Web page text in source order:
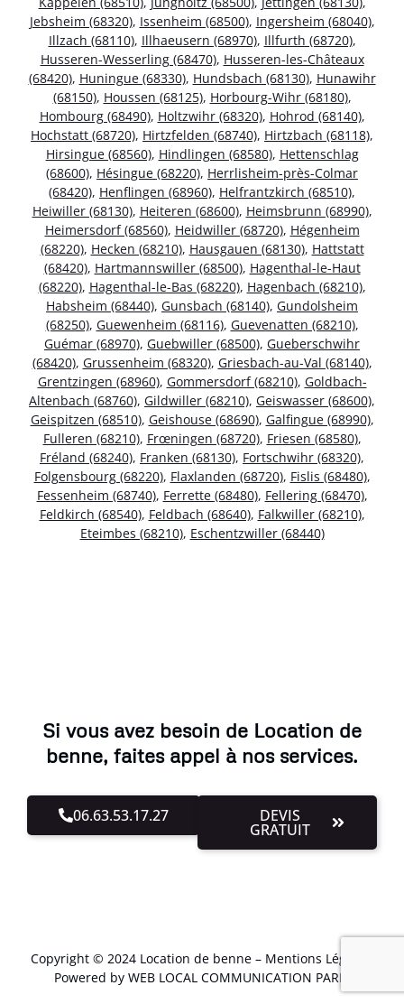
Jebsheim (68320), Issenheim (68500), Ingersheim (68040),
Illzach (68110), Illhaeusern (68970), Illfurth (68720),
Husseren-Wesserling (68470), Husseren-les-Châteaux
(68420), Huningue (68330), Hundsbach (68130), Hunawihr
(68150), Houssen (68125), Horbourg-Wihr (68180),
Hombourg (68490), Holtzwihr (68320), Hohrod (68140),
Hochstatt (68720), Hirtzfelden (68740), Hirtzbach (68118),
Hirsingue (68560), Hindlingen (68580), Hettenschlag
(68600), Hésingue (68220), Herrlisheim-près-Colmar
(68420), Henflingen (68960), Helfrantzkirch (68510),
Heiwiller (68130), Heiteren (68600), Heimsbrunn (68990),
Heimersdorf (68560), Heidwiller (68720), Hégenheim
(68220), Hecken (68210), Hausgauen (68130), Hattstatt
(68420), Hartmannswiller (68500), Hagenthal-le-Haut
(68220), Hagenthal-le-Bas (68220), Hagenbach (68210),
Habsheim (68440), Gunsbach (68140), Gundolsheim
(68250), Guewenheim (68116), Guevenatten (68210),
Guémar (68970), Guebwiller (68500), Gueberschwihr
(68420), Grussenheim (68320), Griesbach-au-Val (68140),
Grentzingen (68960), Gommersdorf (68210), Goldbach-
Altenbach (68760), Gildwiller (68210), Geiswasser (68600),
Geispitzen (68510), Geishouse (68690), Galfingue (68990),
Fulleren (68210), Frœningen (68720), Friesen (68580),
Fréland (68240), Franken (68130), Fortschwihr (68320),
Folgensbourg (68220), Flaxlanden (68720), Fislis (68480),
Fessenheim (68740), Ferrette (68480), Fellering (68470),
Feldkirch (68540), Feldbach (68640), Falkwiller (68210),
Eteimbes (68210), Eschentzwiller (68440)
Si vous avez besoin de Location de
benne, faites appel à nos services.
06.63.53.17.27 DEVIS
GRATUIT
Copyright © 2024 Location de benne – Mentions Légales
Powered by WEB LOCAL COMMUNICATION PARIS